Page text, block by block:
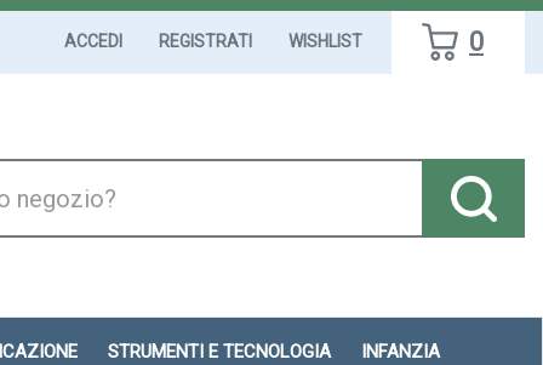
ACCEDI REGISTRATI WISHLIST 0
STRUMENTI E TECNOLOGIA INFANZIA